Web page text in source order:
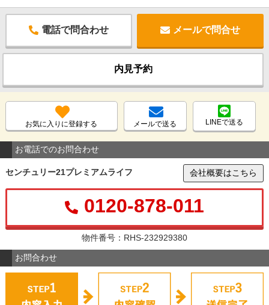
電話で問合わせ メールで問合せ
内見予約
お気に入りに登録する メールで送る LINEで送る
お電話でのお問合わせ
センチュリー21プレミアムライフ 会社概要はこちら
0120-878-011
物件番号：RHS-232929380
お問合わせ